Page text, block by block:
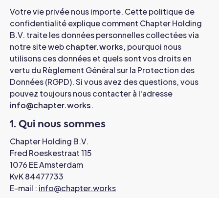
Votre vie privée nous importe. Cette politique de
confidentialité explique comment Chapter Holding
B.V. traite les données personnelles collectées via
notre site webchapter.works, pourquoi nous
utilisons ces données et quels sont vos droits en
vertu du Règlement Général sur la Protection des
Données (RGPD). Si vous avez des questions, vous
pouvez toujours nous contacter à l'adresse
info@chapter.works.
1. Qui nous sommes
Chapter Holding B.V.
Fred Roeskestraat 115
1076 EE Amsterdam
KvK 84477733
E-mail : info@chapter.works